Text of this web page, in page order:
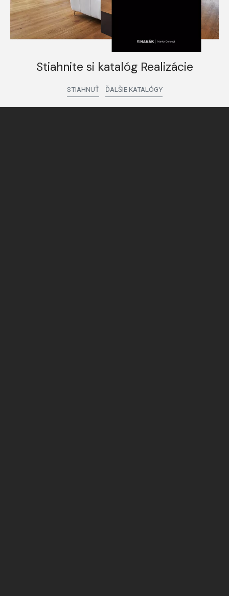
Stiahnite si katalóg Realizácie
STIAHNUŤ ĎALŠIE KATALÓGY